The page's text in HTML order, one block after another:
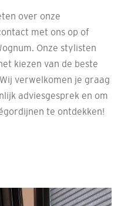
over onze
met ons op of
Onze stylisten
kiezen van de beste
verwelkomen je graag
adviesgesprek en om
te ontdekken!